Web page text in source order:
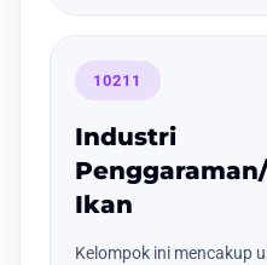
10211
Industri
Ikan
Kelompok ini mencakup